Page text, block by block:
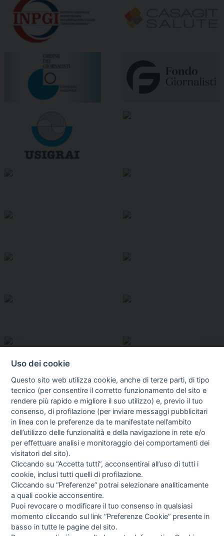
I libri Vedi tutti
Uso dei cookie
Questo sito web utilizza cookie, anche di terze parti, di tipo
tecnico (per consentire il corretto funzionamento del sito e
rendere più rapido e migliore il suo utilizzo) e, previo il tuo
consenso, di profilazione (per inviare messaggi pubblicitari
in linea con le preferenze da te manifestate nell’ambito
dell’utilizzo delle funzionalità e della navigazione in rete e/o
per effettuare analisi e monitoraggio dei comportamenti dei
visitatori del sito).
Cliccando su “Accetta tutti”, acconsentirai all’uso di tutti i
cookie, inclusi tutti quelli di profilazione.
Cliccando su “Preferenze” potrai selezionare analiticamente
a quali cookie acconsentire.
Puoi revocare o modificare il tuo consenso in qualsiasi
momento cliccando sul link “Preferenze Cookie” presente in
basso in tutte le pagine del sito.